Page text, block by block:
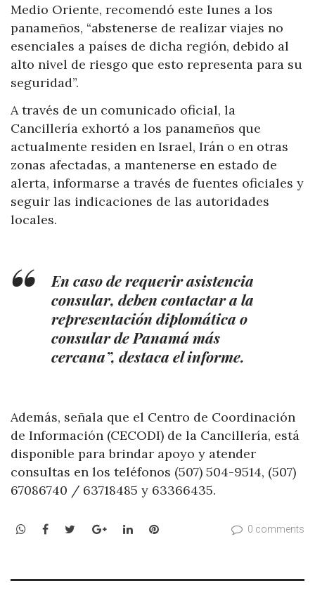
Medio Oriente, recomendó este lunes a los
panameños, “abstenerse de realizar viajes no
esenciales a países de dicha región, debido al
alto nivel de riesgo que esto representa para su
seguridad”.
A través de un comunicado oficial, la
Cancillería exhortó a los panameños que
actualmente residen en Israel, Irán o en otras
zonas afectadas, a mantenerse en estado de
alerta, informarse a través de fuentes oficiales y
seguir las indicaciones de las autoridades
locales.
En caso de requerir asistencia
consular, deben contactar a la
representación diplomática o
consular de Panamá más
cercana”, destaca el informe.
Además, señala que el Centro de Coordinación
de Información (CECODI) de la Cancillería, está
disponible para brindar apoyo y atender
consultas en los teléfonos (507) 504-9514, (507)
67086740 / 63718485 y 63366435.
WhatsApp
Facebook
TwitterGoogle+LinkedInPinterest 0 comments